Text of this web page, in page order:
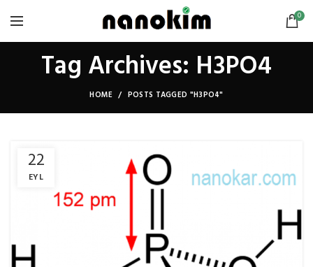
0
Tag Archives: H3PO4
HOME POSTS TAGGED "H3PO4"
22
EYL